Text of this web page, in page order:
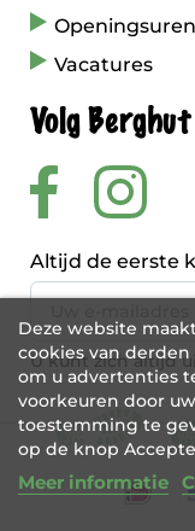
Openingsuren
Vacatures
Volg Berghut
Altijd de eerste
U kunt zich altijd
Deze website
cookies van
om u advertenties
voorkeuren door
toestemming te
op de knop
Meer informatie